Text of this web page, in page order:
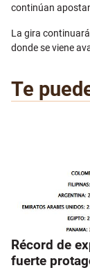
continúan
La gira
donde se viene
Te
Récord de
fuerte